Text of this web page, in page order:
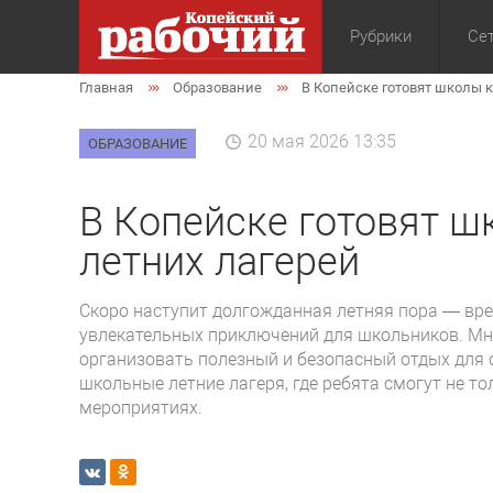
Рубрики
Общество
Главная Образование В Копейске готовят школы
ОБРАЗОВАНИЕ 20 мая 2026 13:35
В Копейске готовят
летних лагерей
Скоро наступит долгожданная летняя пора —
увлекательных приключений для школьников.
организовать полезный и безопасный отдых
школьные летние лагеря, где ребята смогут не
мероприятиях.